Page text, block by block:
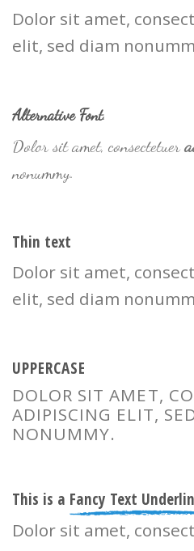
Dolor sit amet,
elit, sed diam
Alternative Font.
Dolor sit amet, consectetuer
nonummy.
Thin text
Dolor sit amet,
elit, sed diam
UPPERCASE
DOLOR SIT AMET,
ADIPISCING ELIT,
NONUMMY.
This is a Fancy Text
Dolor sit amet,